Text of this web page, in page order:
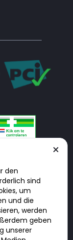
ist ausdrücklich
oder
zu
beinhalten
der in Ihrem Land
sind Sie als Nutzer
auf Doktorabc durch
Sie erklären,
und zu nutzen.
den
sind
um
und die
werden
geben
unserer